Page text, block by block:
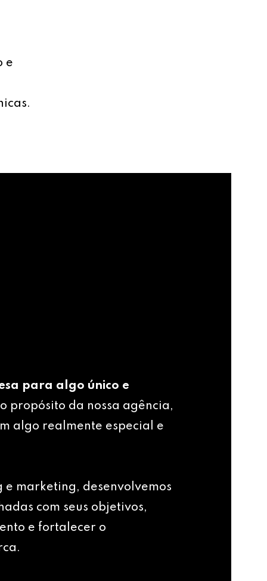
e
para algo único e
o propósito da nossa agência,
algo realmente especial e
marketing, desenvolvemos
com seus objetivos,
e fortalecer o